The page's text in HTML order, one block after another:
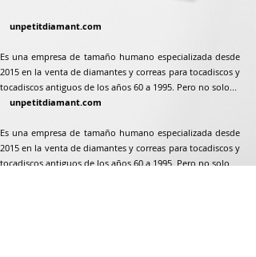
unpetitdiamant.com
Es una empresa de tamaño humano especializada desde
2015 en la venta de diamantes y correas para tocadiscos y
tocadiscos antiguos de los años 60 a 1995. Pero no solo...
unpetitdiamant.com
Es una empresa de tamaño humano especializada desde
2015 en la venta de diamantes y correas para tocadiscos y
tocadiscos antiguos de los años 60 a 1995. Pero no solo...